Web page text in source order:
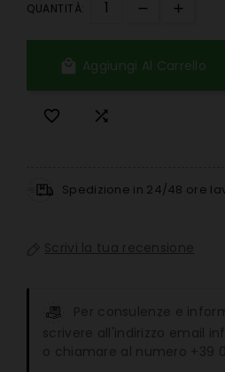
QUANTITÀ:
 Aggiungi Al Carrello
 
Spedizione in 24/48 ore